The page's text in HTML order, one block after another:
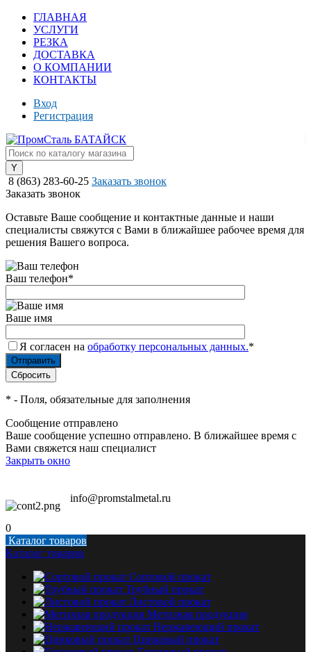
ГЛАВНАЯ
УСЛУГИ
РЕЗКА
ДОСТАВКА
О КОМПАНИИ
КОНТАКТЫ
Вход
Регистрация
8 (863) 283-60-25 Заказать звонок
Заказать звонок
Оставьте Ваше сообщение и контактные данные и наши
специалисты свяжутся с Вами в ближайшее рабочее время для
решения Вашего вопроса.
Ваш телефон*
Ваше имя
Я согласен на обработку персональных данных.*
* - Поля, обязательные для заполнения
Сообщение отправлено
Ваше сообщение успешно отправлено. В ближайшее время с
Вами свяжется наш специалист
Закрыть окно
info@promstalmetal.ru
0
Каталог товаров
Каталог товаров
Сортовой прокат
Трубный прокат
Листовой прокат
Метизная продукция
Нержавеющий прокат
Цинковый прокат